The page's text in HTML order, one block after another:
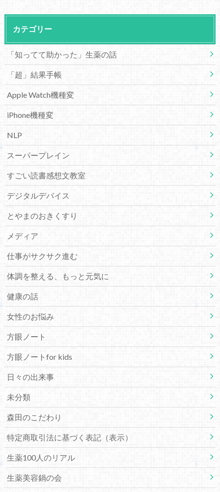
カテゴリー
「知ってて助かった」生薬の話
「超」結果手帳
Apple Watch機種変
iPhone機種変
NLP
スーパープレイン
すごい読書感想文教室
デジタルデバイス
とやまのおきくすり
メディア
仕事がサクサク進む
体調を整える、もっと元気に
健康の話
女性のお悩み
方眼ノート
方眼ノートfor kids
日々の出来事
未分類
森田のこだわり
特定商取引法に基づく表記（表示）
生薬100人のリアル
生薬美容鍋の会